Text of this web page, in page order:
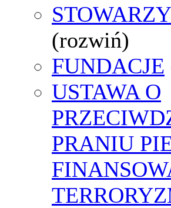
(rozwiń)
FUNDACJE
USTAWA O
PRANIU